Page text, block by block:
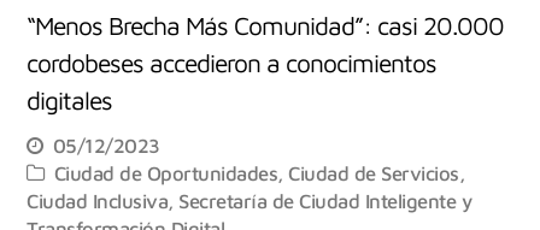
“Menos Brecha Más Comunidad”: casi 20.000
cordobeses accedieron a conocimientos
digitales
05/12/2023
Ciudad de Oportunidades,Ciudad de Servicios,
Ciudad Inclusiva, Secretaría de Ciudad Inteligente y